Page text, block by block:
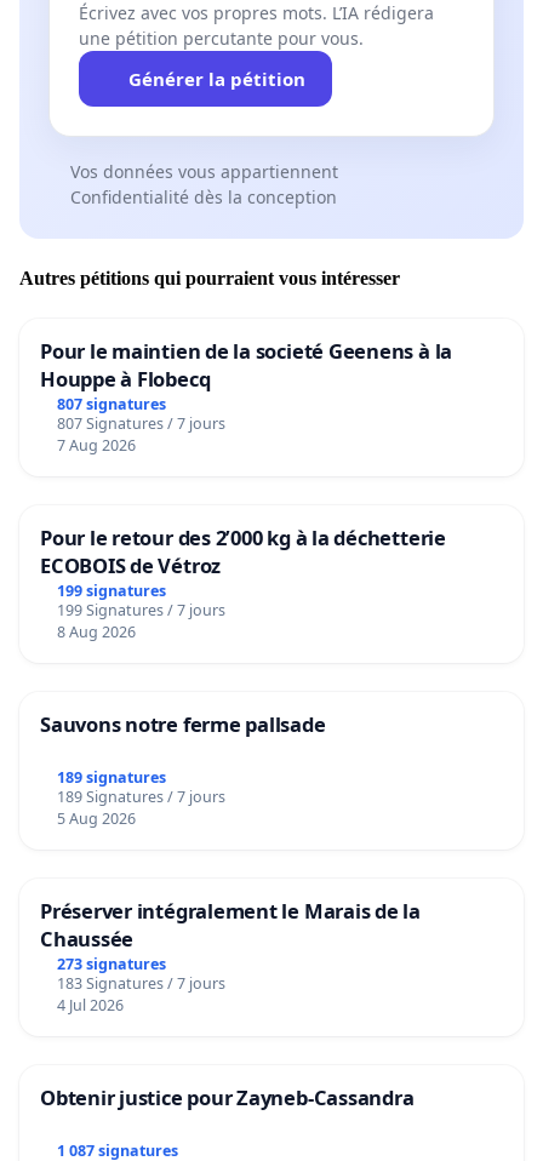
Écrivez avec vos propres mots. L’IA rédigera
une pétition percutante pour vous.
Générer la pétition
Vos données vous appartiennent
Confidentialité dès la conception
Autres pétitions qui pourraient vous intéresser
Pour le maintien de la societé Geenens à la
Houppe à Flobecq
807 signatures
807 Signatures / 7 jours
7 Aug 2026
Pour le retour des 2’000 kg à la déchetterie
ECOBOIS de Vétroz
199 signatures
199 Signatures / 7 jours
8 Aug 2026
Sauvons notre ferme pallsade
189 signatures
189 Signatures / 7 jours
5 Aug 2026
Préserver intégralement le Marais de la
Chaussée
273 signatures
183 Signatures / 7 jours
4 Jul 2026
Obtenir justice pour Zayneb-Cassandra
1 087 signatures